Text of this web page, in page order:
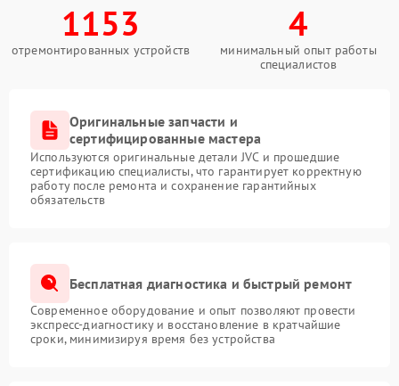
1153
отремонтированных устройств
4
минимальный опыт работы
специалистов
Оригинальные запчасти и
сертифицированные мастера
Используются оригинальные детали JVC и прошедшие
сертификацию специалисты, что гарантирует корректную
работу после ремонта и сохранение гарантийных
обязательств
Бесплатная диагностика и быстрый ремонт
Современное оборудование и опыт позволяют провести
экспресс-диагностику и восстановление в кратчайшие
сроки, минимизируя время без устройства